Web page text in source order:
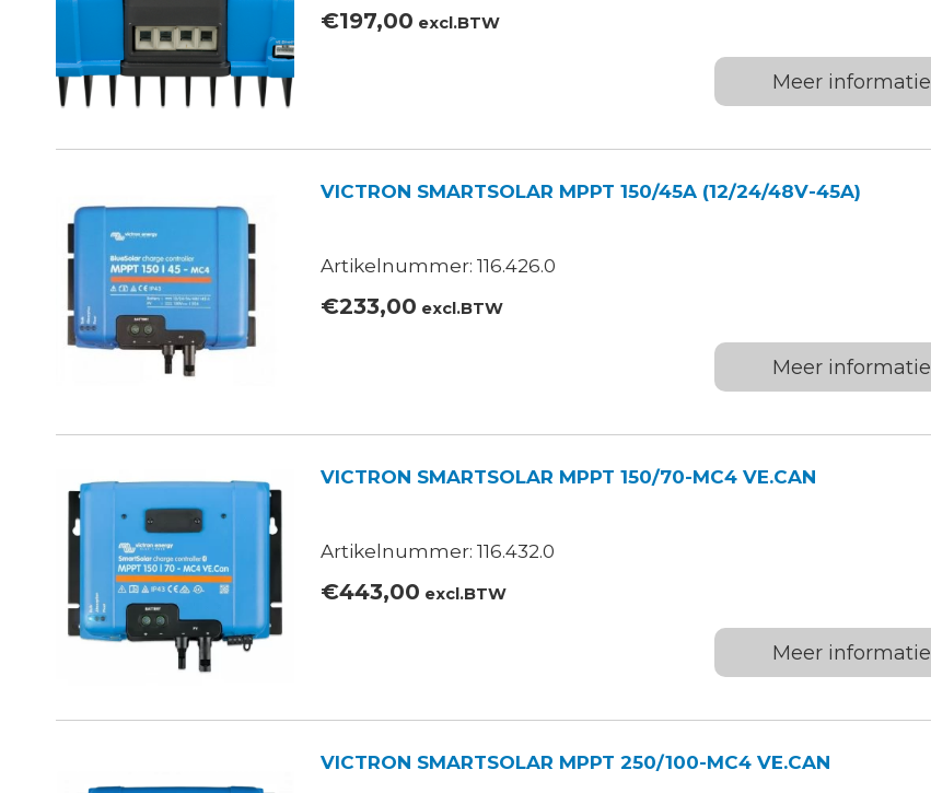
€197,00 excl.BTW
Meer informatie
VICTRON SMARTSOLAR MPPT 150/45A (12/24/48V-45A)
Artikelnummer: 116.426.0
€233,00 excl.BTW
Meer informatie
VICTRON SMARTSOLAR MPPT 150/70-MC4 VE.CAN
Artikelnummer: 116.432.0
€443,00 excl.BTW
Meer informatie
VICTRON SMARTSOLAR MPPT 250/100-MC4 VE.CAN